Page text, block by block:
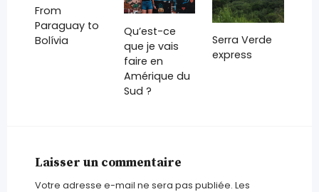
From
Paraguay to
Bolívia
Qu’est-ce
que je vais
faire en
Amérique du
Sud ?
Serra Verde
express
Laisser un commentaire
Votre adresse e-mail ne sera pas publiée. Les